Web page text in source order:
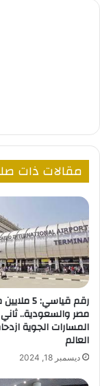
مقالات ذات
رقم قياسي:
مصر والسعودية..
المسارات الجوية
العالم
ديسمبر 18, 2024